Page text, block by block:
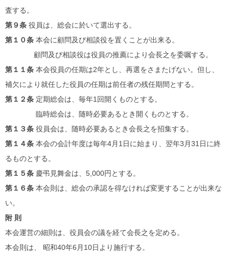
査する。
第９条 役員は、総会に於いて選出する。
第１０条 本会に顧問及び相談役を置くことが出来る。
顧問及び相談役は役員の推薦により会長之を委嘱する。
第１１条 本会役員の任期は2年とし、再選をさまたげない。但し、
補欠により就任した役員の任期は前任者の残任期間とする。
第１２条 定期総会は、毎年1回開くものとする。
臨時総会は、随時必要あるとき開くものとする。
第１３条 役員会は、随時必要あるとき会長之を招集する。
第１４条 本会の会計年度は毎年4月1日に始まり、翌年3月31日に終
るものとする。
第１５条 慶弔見舞金は、5,000円とする。
第１６条 本会則は、総会の承認を得なければ変更することが出来な
い。
附 則
本会運営の細則は、役員会の議を経て会長之を定める。
本会則は、 昭和40年6月10日より施行する。